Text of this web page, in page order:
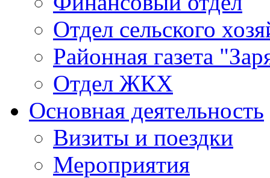
Отдел сельского
Районная газета
Отдел ЖКХ
Основная деятельность
Визиты и поездки
Мероприятия